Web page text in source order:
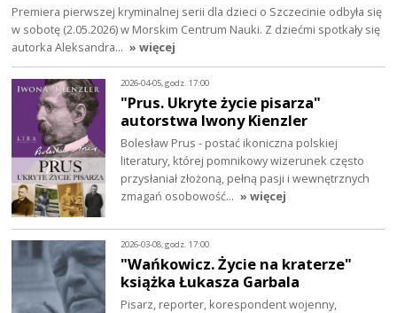
Premiera pierwszej kryminalnej serii dla dzieci o Szczecinie odbyła się
w sobotę (2.05.2026) w Morskim Centrum Nauki. Z dziećmi spotkały się
autorka Aleksandra… » więcej
2026-04-05, godz. 17:00
"Prus. Ukryte życie pisarza"
autorstwa Iwony Kienzler
Bolesław Prus - postać ikoniczna polskiej
literatury, której pomnikowy wizerunek często
przysłaniał złożoną, pełną pasji i wewnętrznych
zmagań osobowość… » więcej
2026-03-08, godz. 17:00
"Wańkowicz. Życie na kraterze"
książka Łukasza Garbala
Pisarz, reporter, korespondent wojenny,